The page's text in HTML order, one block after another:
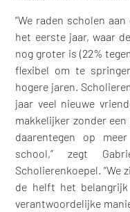
“We raden scholen
het eerste jaar, waar
nog groter is (22%
flexibel om te
hogere jaren.
jaar veel nieuwe
makkelijker zonder
daarentegen op
school,” zegt
Scholierenkoepel. “We
de helft het
verantwoordelijke